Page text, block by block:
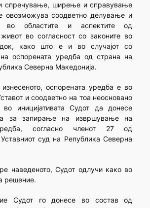
спречување, ширење и справување
овозможува соодветно делување и
во областите и аспектите од
во согласност со законите во
како што е и во случајот со
оспорената уредба од страна на
Северна Македонија.
оспорената уредба е во
и соодветно на тоа неосновано
иницијативата Судот да донесе
за запирање на извршување на
согласно членот 27 од
суд на Република Северна
наведеното, Судот одлучи како во
решение.
Судот го донесе во состав од